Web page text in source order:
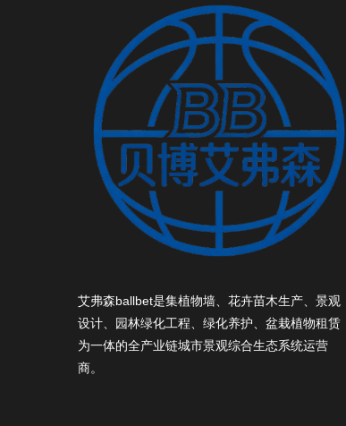
艾弗森ballbet是集植物墙、花卉苗木生产、景观
设计、园林绿化工程、绿化养护、盆栽植物租赁
为一体的全产业链城市景观综合生态系统运营
商。